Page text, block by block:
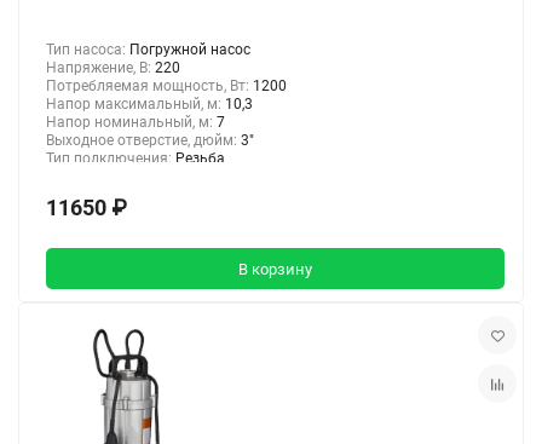
Тип насоса: Погружной насос
Напряжение, В: 220
Потребляемая мощность, Вт: 1200
Напор максимальный, м: 10,3
Напор номинальный, м: 7
Выходное отверстие, дюйм: 3"
Тип подключения: Резьба
11650 ₽
В корзину